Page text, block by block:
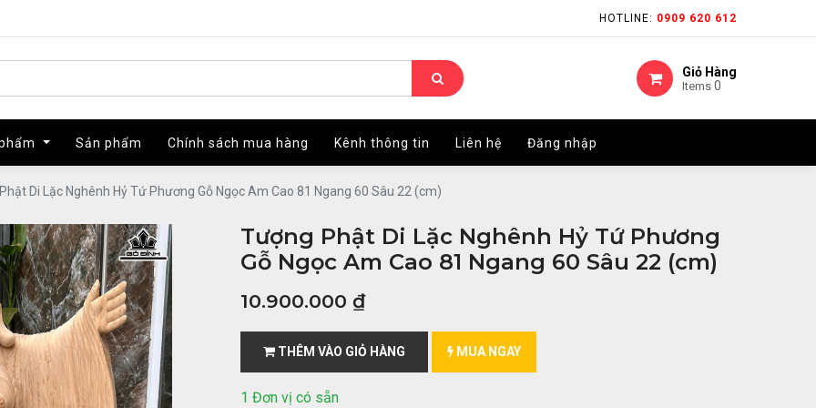
HOTLINE: 0909 620 612
Giỏ Hàng
Items 0
Sản phẩm Chính sách mua hàng Kênh thông tin Liên hệ Đăng nhập
HOTLINE: 0909 620 612
Giỏ Hàng
Items 0
Sản phẩm Chính sách mua hàng Kênh thông tin Liên hệ Đăng nhập
Di Lặc Nghênh Hỷ Tứ Phương Gỗ Ngọc Am Cao 81 Ngang 60 Sâu 22 (cm)
Tượng Phật Di Lặc Nghênh Hỷ Tứ Phương
Gỗ Ngọc Am Cao 81 Ngang 60 Sâu 22 (cm)
10.900.000 ₫
THÊM VÀO GIỎ HÀNG MUA NGAY
1 Đơn vị có sẵn